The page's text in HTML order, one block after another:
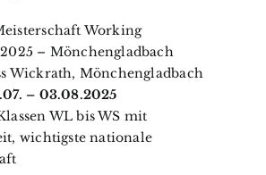
Working
– Mönchengladbach
Wickrath, Mönchengladbach
– 03.08.2025
WL bis WS mit
wichtigste nationale